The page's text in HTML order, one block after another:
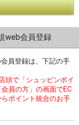
web会員登録
員登録は、下記の手
頭で「シュッピンポイ
員の方」の画面でEC
ポイント統合のお手